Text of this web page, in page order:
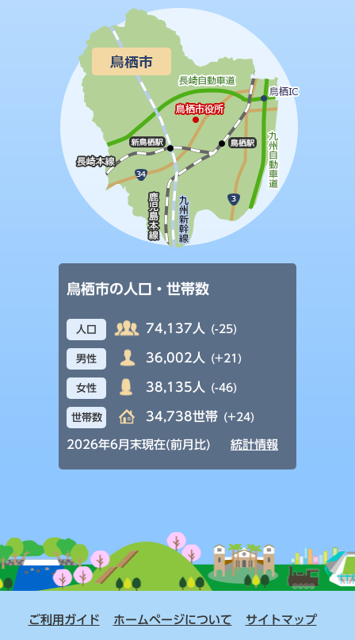
鳥栖市の人口・世帯数
人口 74,137人 (-25)
男性 36,002人 (+21)
女性 38,135人 (-46)
世帯数 34,738世帯 (+24)
2026年6月末現在(前月比) 統計情報
ご利用ガイド ホームページについて サイトマップ